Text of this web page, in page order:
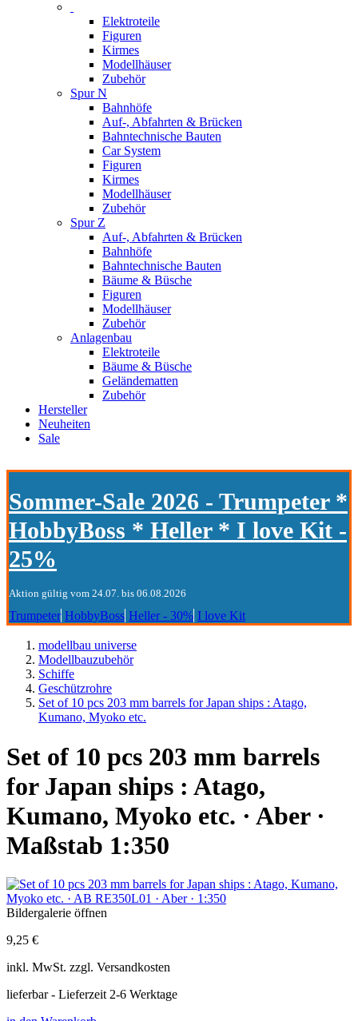
Elektroteile
Figuren
Kirmes
Modellhäuser
Zubehör
Spur N
Bahnhöfe
Auf-, Abfahrten & Brücken
Bahntechnische Bauten
Car System
Figuren
Kirmes
Modellhäuser
Zubehör
Spur Z
Auf-, Abfahrten & Brücken
Bahnhöfe
Bahntechnische Bauten
Bäume & Büsche
Figuren
Modellhäuser
Zubehör
Anlagenbau
Elektroteile
Bäume & Büsche
Geländematten
Zubehör
Hersteller
Neuheiten
Sale
Sommer-Sale 2026 - Trumpeter *
HobbyBoss * Heller * I love Kit -
25%
Aktion gültig vom 24.07. bis 06.08.2026
Trumpeter HobbyBoss Heller - 30% I love Kit
modellbau universe
Modellbauzubehör
Schiffe
Geschützrohre
Set of 10 pcs 203 mm barrels for Japan ships : Atago,
Kumano, Myoko etc.
Set of 10 pcs 203 mm barrels
for Japan ships : Atago,
Kumano, Myoko etc. · Aber ·
Maßstab 1:350
Bildergalerie öffnen
9,25 €
inkl. MwSt. zzgl. Versandkosten
lieferbar - Lieferzeit 2-6 Werktage